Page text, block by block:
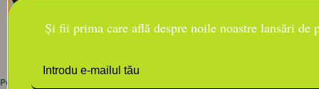
Pentru comenzile cu valoare mai mare de 350 RON, oferim livrare gratuită
Și fii prima care află despre noile noastre lansări de